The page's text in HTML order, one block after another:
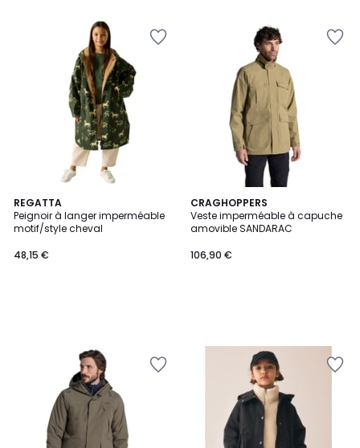
REGATTA
Peignoir à langer imperméable
motif/style cheval
48,15 €
CRAGHOPPERS
Veste imperméable à capuche
amovible SANDARAC
106,90 €